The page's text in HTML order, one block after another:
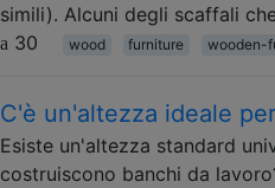
simili). Alcuni degli scaffali
30
wood furniture wooden-
C'è un'altezza ideale
Esiste un'altezza standard
costruiscono banchi da